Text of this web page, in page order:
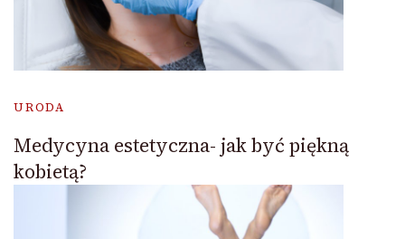
URODA
Medycyna estetyczna- jak być piękną
kobietą?